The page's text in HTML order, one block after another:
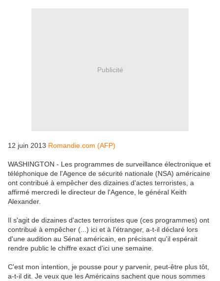
Publicité
12 juin 2013 Romandie.com (AFP)
WASHINGTON - Les programmes de surveillance électronique et
téléphonique de l'Agence de sécurité nationale (NSA) américaine
ont contribué à empêcher des dizaines d'actes terroristes, a
affirmé mercredi le directeur de l'Agence, le général Keith
Alexander.
Il s'agit de dizaines d'actes terroristes que (ces programmes) ont
contribué à empêcher (...) ici et à l'étranger, a-t-il déclaré lors
d'une audition au Sénat américain, en précisant qu'il espérait
rendre public le chiffre exact d'ici une semaine.
C'est mon intention, je pousse pour y parvenir, peut-être plus tôt,
a-t-il dit. Je veux que les Américains sachent que nous sommes